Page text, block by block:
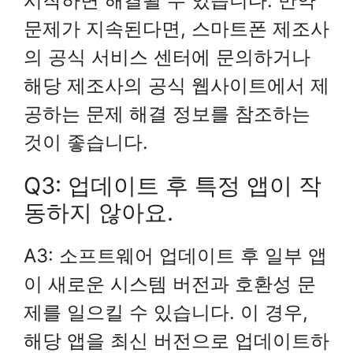
문제가 지속된다면, 스마트폰 제조사
의 공식 서비스 센터에 문의하거나
해당 제조사의 공식 웹사이트에서 제
공하는 문제 해결 정보를 참조하는
것이 좋습니다.
Q3: 업데이트 후 특정 앱이 작
동하지 않아요.
A3: 소프트웨어 업데이트 후 일부 앱
이 새로운 시스템 버전과 호환성 문
제를 일으킬 수 있습니다. 이 경우,
해당 앱을 최신 버전으로 업데이트하